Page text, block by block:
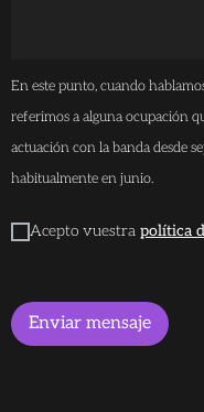
En este punto, cuando
referimos a alguna ocupación
actuación con la banda desde
habitualmente en junio.
Acepto vuestra política
Enviar mensaje